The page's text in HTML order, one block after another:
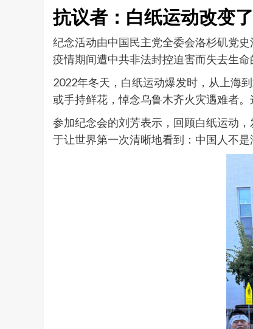
抗议者：白纸运动改变
纪念活动由中国民主党全委会洛杉矶党
疫情期间遭中共非法封控迫害而失去生
2022年冬天，白纸运动爆发时，从上海
或手持鲜花，悼念乌鲁木齐火灾遇难者
参加纪念会的刘芳表示，回顾白纸运动
于让世界第一次清晰地看到：中国人不